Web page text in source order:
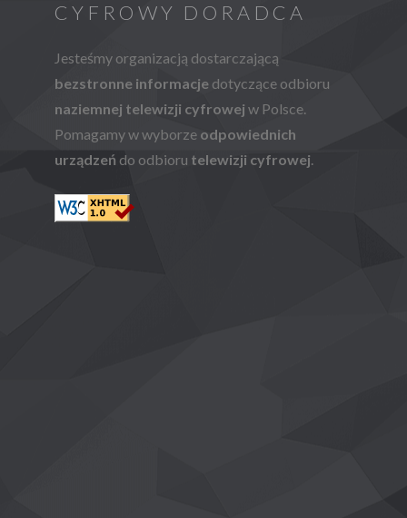
CYFROWY DORADCA
Jesteśmy organizacją dostarczającą
bezstronne informacjedotyczące odbioru
naziemnej telewizji cyfrowej w Polsce.
Pomagamy w wyborze odpowiednich
urządzeń do odbioru telewizji cyfrowej.